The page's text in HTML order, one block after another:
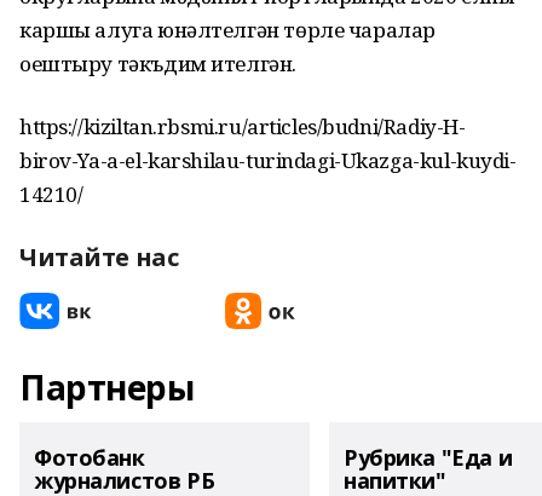
каршы алуга юнәлтелгән төрле чаралар
оештыру тәкъдим ителгән.
https://kiziltan.rbsmi.ru/articles/budni/Radiy-H-
birov-Ya-a-el-karshilau-turindagi-Ukazga-kul-kuydi-
14210/
Читайте нас
Партнеры
Фотобанк
журналистов РБ
Рубрика "Еда и
напитки"